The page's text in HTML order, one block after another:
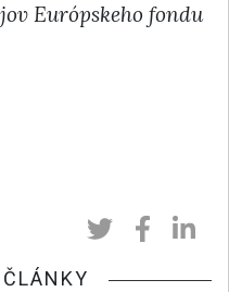
Európskeho fondu